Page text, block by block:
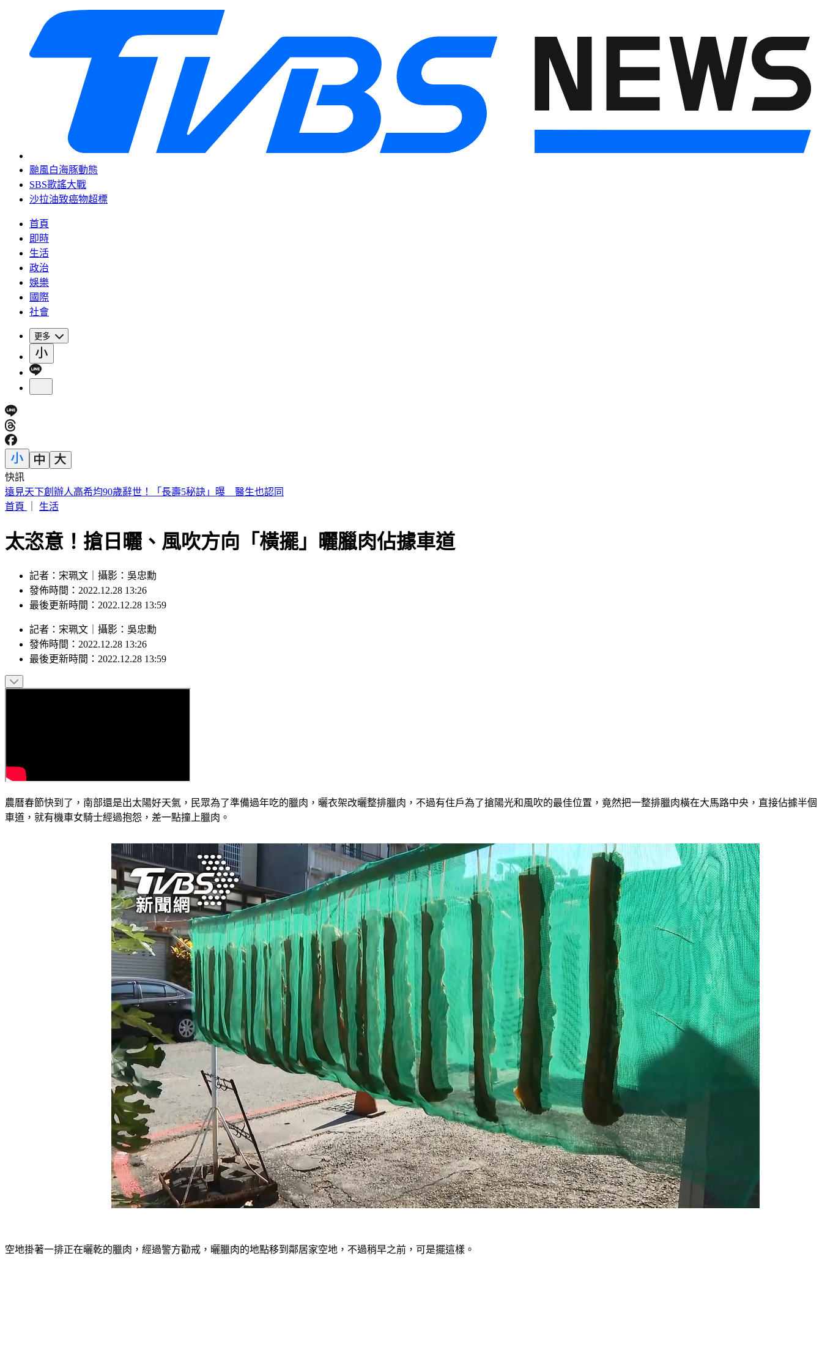
颱風白海豚動態
SBS歌謠大戰
沙拉油致癌物超標
首頁
即時
生活
政治
娛樂
國際
社會
更多
快訊
美股開盤／聯準會升息疑慮意外減緩！標普、那指「雙開高」
首頁
生活
太恣意！搶日曬、風吹方向「橫擺」曬臘肉佔據車道
記者：宋珮文｜攝影：吳忠勳
發佈時間：2022.12.28 13:26
最後更新時間：2022.12.28 13:59
記者 ： 宋珮文 攝影 ： 吳忠勳
發佈時間： 2022.12.28 13:26
最後更新時間： 2022.12.28 13:59
農曆春節快到了，南部還是出太陽好天氣，民眾為了準備過年吃的臘肉，曬衣架改曬整排臘肉，不過有住戶為了搶陽光和風吹的最佳位置，竟然把一整排臘肉橫在大馬路中央，直接佔據半個
車道，就有機車女騎士經過抱怨，差一點撞上臘肉。
空地掛著一排正在曬乾的臘肉，經過警方勸戒，曬臘肉的地點移到鄰居家空地，不過稍早之前，可是擺這樣。